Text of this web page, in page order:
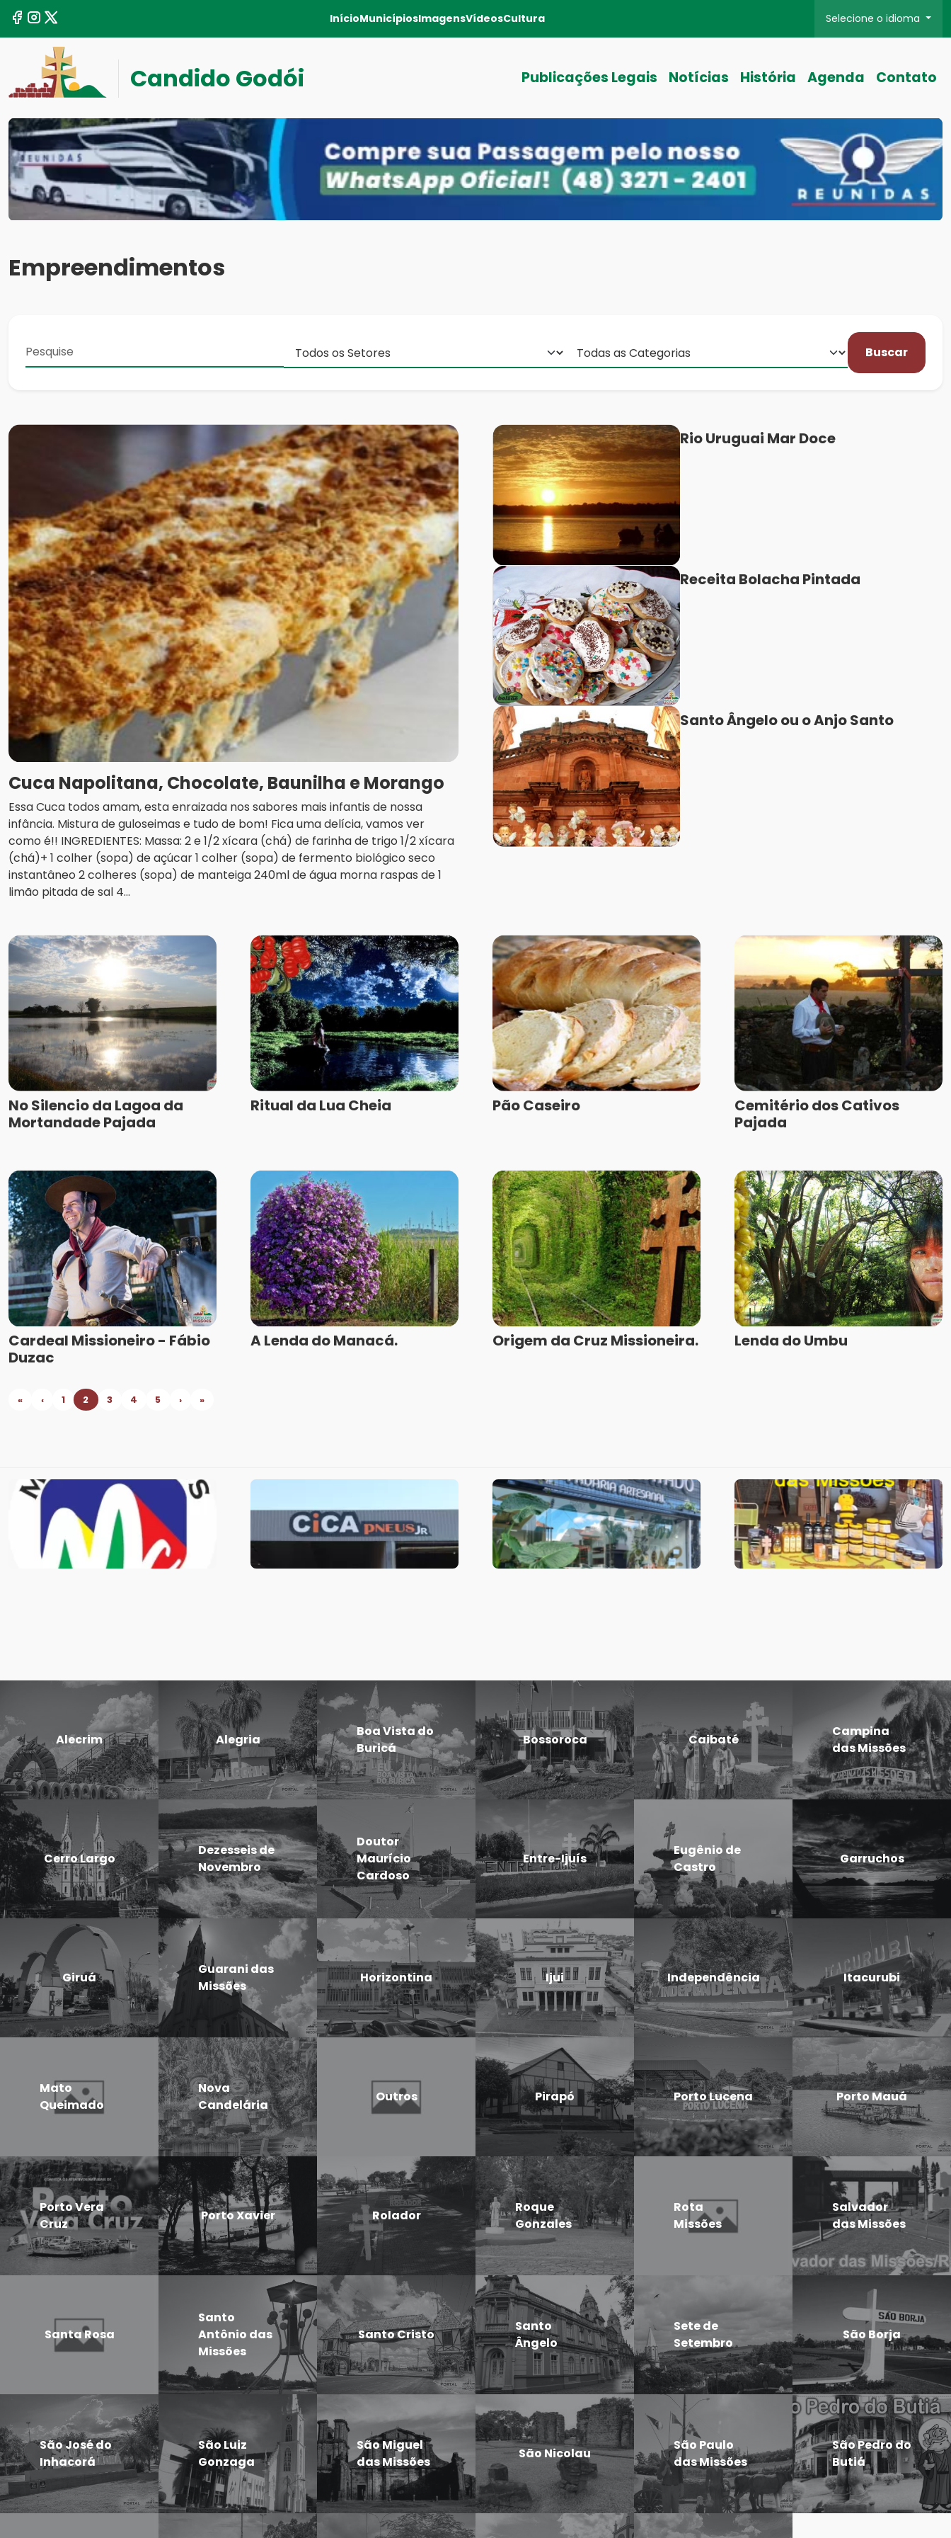
InícioMunicípiosImagensVídeosCultura Selecione o idioma
Candido Godói Publicações Legais Notícias História Agenda Contato
Empreendimentos
Buscar
Cuca Napolitana, Chocolate, Baunilha e Morango
Essa Cuca todos amam, esta enraizada nos sabores mais infantis de nossa
infância. Mistura de guloseimas e tudo de bom! Fica uma delícia, vamos ver
como é!! INGREDIENTES: Massa: 2 e 1/2 xícara (chá) de farinha de trigo 1/2 xícara
(chá)+ 1 colher (sopa) de açúcar 1 colher (sopa) de fermento biológico seco
instantâneo 2 colheres (sopa) de manteiga 240ml de água morna raspas de 1
limão pitada de sal 4...
Rio Uruguai Mar Doce
Receita Bolacha Pintada
Santo Ângelo ou o Anjo Santo
No Silencio da Lagoa da
Mortandade Pajada
Ritual da Lua Cheia Pão Caseiro
Cemitério dos Cativos
Pajada
Cardeal Missioneiro - Fábio
Duzac
A Lenda do Manacá. Origem da Cruz Missioneira. Lenda do Umbu
« ‹ 1 2 3 4 5 › »
Alecrim Alegria
Boa Vista do
Buricá
Bossoroca Caibaté
Campina
das Missões
Cerro Largo
Dezesseis de
Novembro
Doutor
Maurício
Cardoso
Entre-Ijuís
Eugênio de
Castro
Garruchos
Giruá
Guarani das
Missões
Horizontina Ijui Independência Itacurubi
Mato
Queimado
Nova
Candelária
Outros Pirapó Porto Lucena Porto Mauá
Porto Vera
Cruz
Porto Xavier Rolador
Roque
Gonzales
Rota
Missões
Salvador
das Missões
Santa Rosa
Santo
Antônio das
Missões
Santo Cristo
Santo
Ângelo
Sete de
Setembro
São Borja
São José do
Inhacorá
São Luiz
Gonzaga
São Miguel
das Missões
São Nicolau
São Paulo
das Missões
São Pedro do
Butiá